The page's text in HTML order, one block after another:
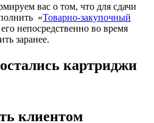
вас о том, что для сдачи
«Товарно-закупочный
непосредственно во время
заранее.
картриджи
клиентом